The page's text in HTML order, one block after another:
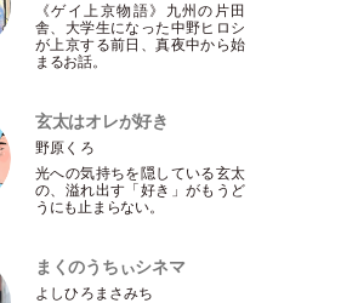
《ゲイ上京物語》九州の片田
舎、大学生になった中野ヒロシ
が上京する前日、真夜中から始
まるお話。
玄太はオレが好き
野原くろ
光への気持ちを隠している玄太
の、溢れ出す 「好き 」がもうど
うにも止まらない。
まくのうちぃシネマ
よしひろまさみち